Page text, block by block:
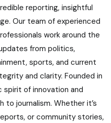
reporting, insightful
Our team of experienced
work around the
from politics,
sports, and current
and clarity. Founded in
spirit of innovation and
to journalism. Whether it’s
or community stories,